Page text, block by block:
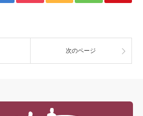
次のページ